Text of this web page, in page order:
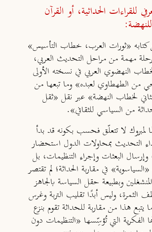
للقراءات الحداثية، أو القرآن
«ثورات العرب، خطاب التأسيس»
مهمة من مراحل التحديث العربي،
النهضوي العربي في نسخته الأولى
من الطهطاوي لعبده» وما تبعها من
لخطاب النهضة» عبر نقل «ثقل
من السياسي للثقافي».
لمبروك لا تتعلّق فحسب بكونه قد بدأ
التحديث بمحاولات الدول استحضار
البعثات وإجراء التنظيمات، بل
في مقاربة الحداثة؛ لم تقتصر
وبطبيعة حقل السياسة بالجاهز
الثمرة، وليس أبدًا تقليب التربة وغرس
يتبع هذا من مقاربة للحداثة تقوم بنزع
الفكرية التي تُؤسِّسها «التنظيمات دون